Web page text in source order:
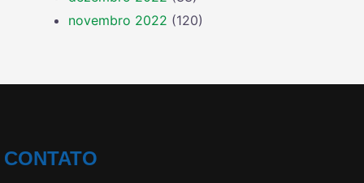
novembro 2022 (120)
CONTATO